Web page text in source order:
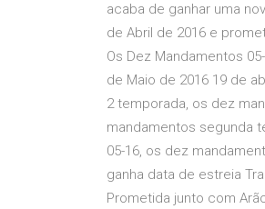
acaba de ganhar uma
de Abril de 2016 e
Os Dez Mandamentos
de Maio de 2016 19 de
2 temporada, os dez
mandamentos segunda
05-16, os dez
ganha data de estreia
Prometida junto com